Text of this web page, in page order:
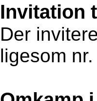
Invitation
Der
ligesom